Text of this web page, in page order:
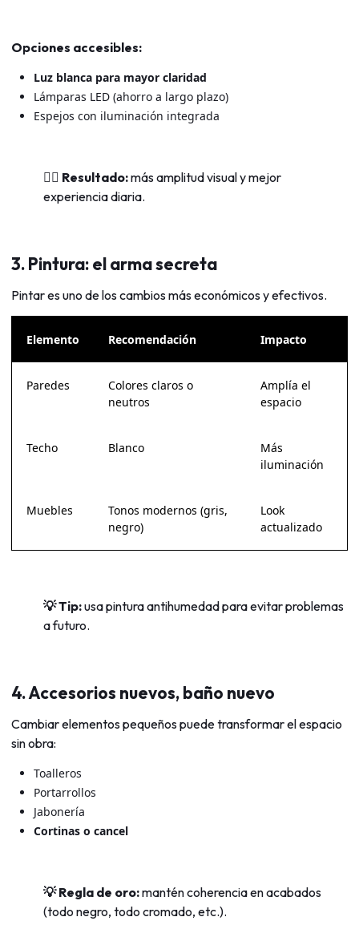
Opciones accesibles:
Luz blanca para mayor claridad
Lámparas LED (ahorro a largo plazo)
Espejos con iluminación integrada
👉🏻 Resultado:más amplitud visual y mejor
experiencia diaria.
3. Pintura: el arma secreta
Pintar es uno de los cambios más económicos y efectivos.
Elemento Recomendación Impacto
Paredes
Colores claros o
neutros
Amplía el
espacio
Techo Blanco
Más
iluminación
Muebles
Tonos modernos (gris,
negro)
Look
actualizado
💡 Tip:usa pintura antihumedad para evitar problemas
a futuro.
4. Accesorios nuevos, baño nuevo
Cambiar elementos pequeños puede transformar el espacio
sin obra:
Toalleros
Portarrollos
Jabonería
Cortinas o cancel
💡 Regla de oro:mantén coherencia en acabados
(todo negro, todo cromado, etc.).